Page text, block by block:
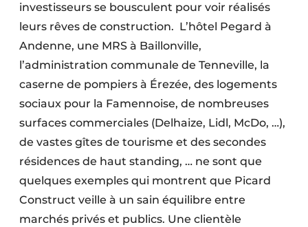
investisseurs se bousculent pour voir réalisés
leurs rêves de construction. L’hôtel Pegard à
Andenne, une MRS à Baillonville,
l’administration communale de Tenneville, la
caserne de pompiers à Érezée, des logements
sociaux pour la Famennoise, de nombreuses
surfaces commerciales (Delhaize, Lidl, McDo, …),
de vastes gîtes de tourisme et des secondes
résidences de haut standing, … ne sont que
quelques exemples qui montrent que Picard
Construct veille à un sain équilibre entre
marchés privés et publics. Une clientèle